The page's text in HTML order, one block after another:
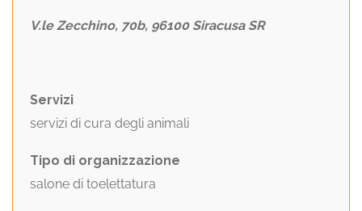
V.le Zecchino, 70b, 96100 Siracusa SR
Servizi
servizi di cura degli animali
Tipo di organizzazione
salone di toelettatura